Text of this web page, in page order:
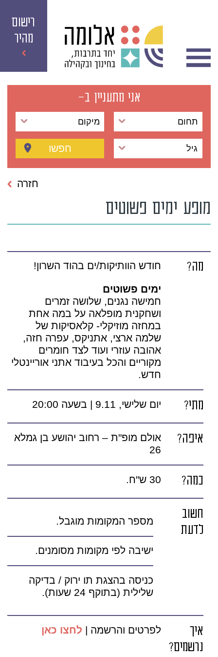
רישום
מהיר
אני מתעניין ב-
תחום מיקום
גיל חפשו
מופע ימים פשוטים
חזרה
מה?
חודש הוותיקות/ים בהוד השרון!
ימים פשוטים
חמישה נגנים, שלושה זמרים
ושחקנית מופלאה על במה אחת
במחזה מוזיקלי- קלאסיקות של
שלמה ארצי, אתניקס, עפרה חזה,
אהובה עוזרי ועוד לצד חומרים
מקוריים והכל בעיבוד אתני אוריינטלי
חדש.
מתי? יום שלישי, 9.11 | בשעה 20:00
איפה?
אולם מופ"ת – רחוב יהושע בן גמלא
26
כמה? 30 ש"ח.
חשוב
לדעת
מספר המקומות מוגבל.
ישיבה לפי מקומות מסומנים.
כניסה בהצגת תו ירוק / בדיקה
שלילית (בתוקף 24 שעות).
איך
נרשמים?
לפרטים והרשמה | לחצו כאן